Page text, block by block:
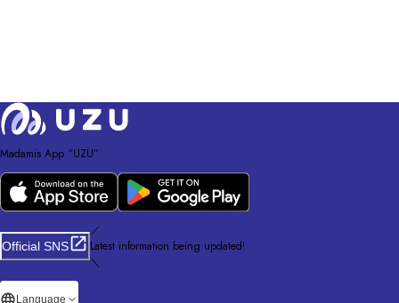
Madamis App “UZU”
Official SNS
／
Latest information being updated!
＼
Language